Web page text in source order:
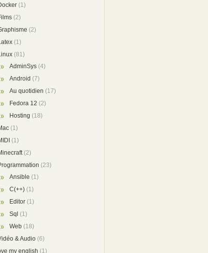
(1)
(2)
(2)
(1)
(81)
AdminSys (4)
Android (7)
Au quotidien (17)
Fedora 12 (2)
Hosting (18)
(1)
(1)
(2)
(23)
Ansible (1)
C(++) (1)
Editor (1)
Sql (1)
Web (18)
& Audio (6)
my english (1)